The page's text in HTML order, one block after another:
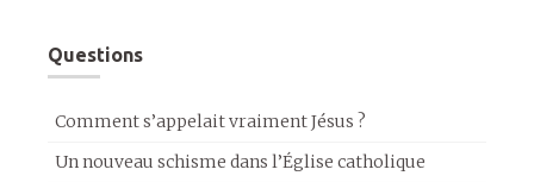
Questions
Comment s’appelait vraiment Jésus ?
Un nouveau schisme dans l’Église catholique